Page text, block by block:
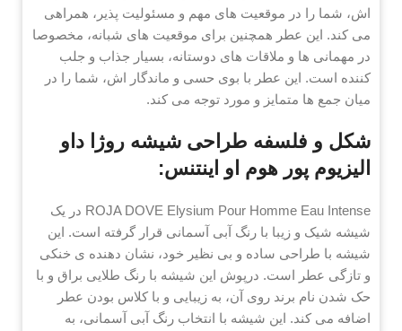
اش، شما را در موقعیت های مهم و مسئولیت پذیر، همراهی
می کند. این عطر همچنین برای موقعیت های شبانه، مخصوصا
در مهمانی ها و ملاقات های دوستانه، بسیار جذاب و جلب
کننده است. این عطر با بوی حسی و ماندگار اش، شما را در
میان جمع ها متمایز و مورد توجه می کند.
شکل و فلسفه طراحی شیشه روژا داو
الیزیوم پور هوم او اینتنس:
ROJA DOVE Elysium Pour Homme Eau Intense در یک
شیشه شیک و زیبا با رنگ آبی آسمانی قرار گرفته است. این
شیشه با طراحی ساده و بی نظیر خود، نشان دهنده ی خنکی
و تازگی عطر است. درپوش این شیشه با رنگ طلایی براق و با
حک شدن نام برند روی آن، به زیبایی و با کلاس بودن عطر
اضافه می کند. این شیشه با انتخاب رنگ آبی آسمانی، به